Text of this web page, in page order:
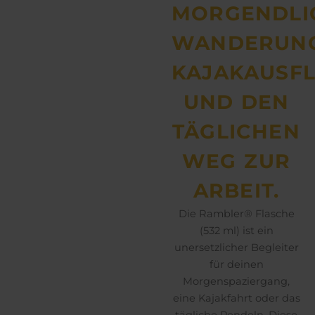
UND DEN
TÄGLICHEN
WEG ZUR
ARBEIT.
Die Rambler® Flasche
(532 ml) ist ein
unersetzlicher Begleiter
für deinen
Morgenspaziergang,
eine Kajakfahrt oder das